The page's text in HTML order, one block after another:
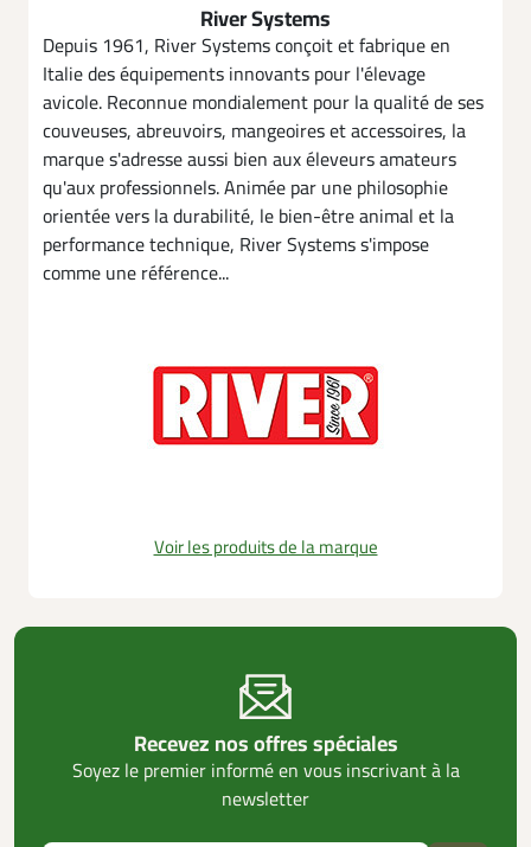
River Systems
Depuis 1961, River Systems conçoit et fabrique en
Italie des équipements innovants pour l'élevage
avicole. Reconnue mondialement pour la qualité de ses
couveuses, abreuvoirs, mangeoires et accessoires, la
marque s'adresse aussi bien aux éleveurs amateurs
qu'aux professionnels. Animée par une philosophie
orientée vers la durabilité, le bien-être animal et la
performance technique, River Systems s'impose
comme une référence...
Voir les produits de la marque
Recevez nos offres spéciales
Soyez le premier informé en vous inscrivant à la
newsletter